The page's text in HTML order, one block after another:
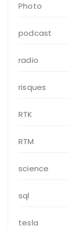
Photo
podcast
radio
risques
RTK
RTM
science
sql
tesla